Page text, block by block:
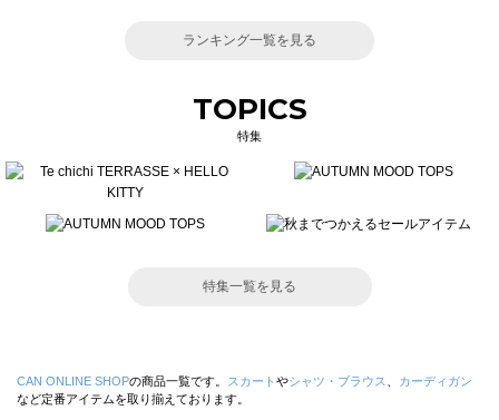
ランキング一覧を見る
TOPICS
特集
特集一覧を見る
CAN ONLINE SHOPの商品一覧です。 スカート やシャツ・ブラウス
カーディガン
など定番アイテムを取り揃えております。